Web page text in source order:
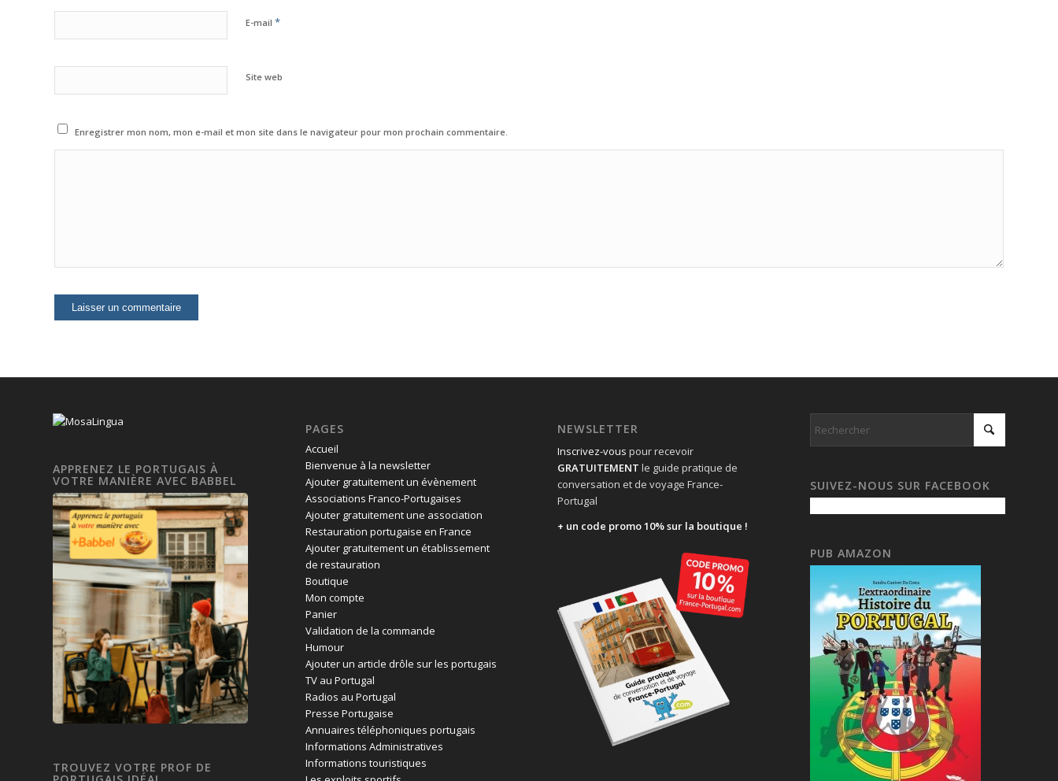
E-mail *
Site web
Enregistrer mon nom, mon e-mail et mon site dans le navigateur pour mon prochain commentaire.
APPRENEZ LE PORTUGAIS À
VOTRE MANIÈRE AVEC BABBEL
TROUVEZ VOTRE PROF DE
PAGES
Accueil
Bienvenue à la newsletter
Ajouter gratuitement un évènement
Associations Franco-Portugaises
Ajouter gratuitement une association
Restauration portugaise en France
Ajouter gratuitement un établissement
de restauration
Boutique
Mon compte
Panier
Validation de la commande
Humour
Ajouter un article drôle sur les portugais
TV au Portugal
Radios au Portugal
Presse Portugaise
Annuaires téléphoniques portugais
Informations Administratives
Informations touristiques
NEWSLETTER
Inscrivez-vous pour recevoir
GRATUITEMENT le guide pratique de
conversation et de voyage France-
Portugal
+ un code promo 10% sur la boutique !
SUIVEZ-NOUS SUR FACEBOOK
PUB AMAZON